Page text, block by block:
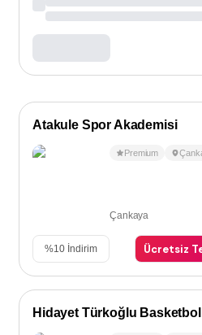
Atakule Spor Akademisi
Premium
Çankaya
%10 İndirim Ücretsiz